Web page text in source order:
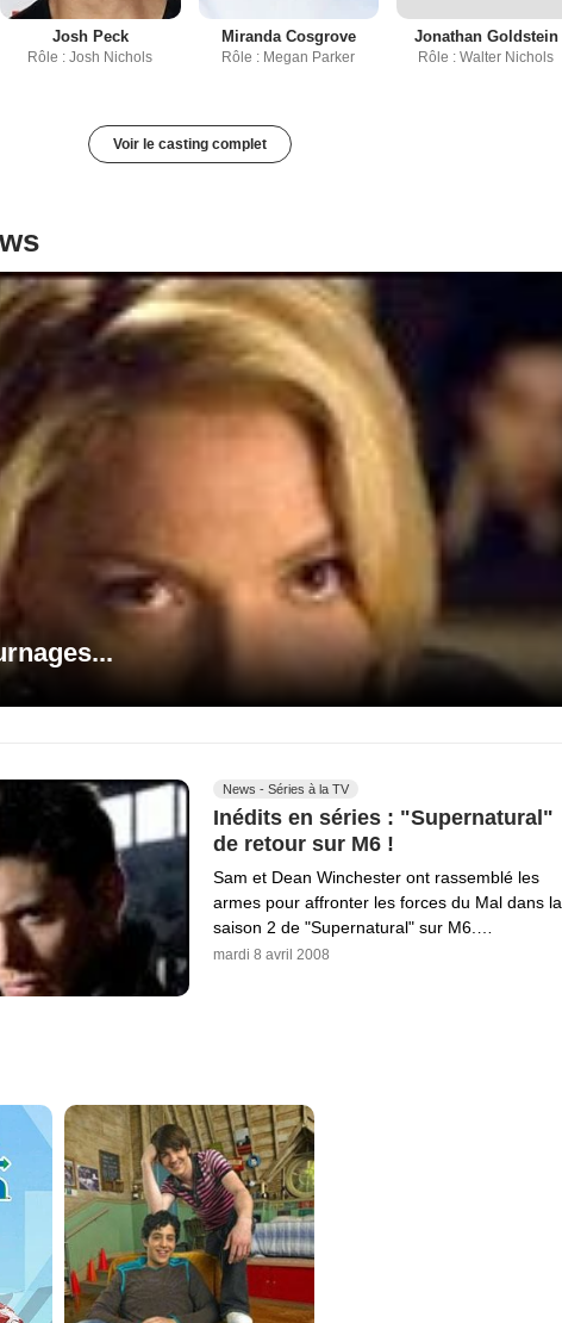
Josh Peck
Rôle : Josh Nichols
Miranda Cosgrove
Rôle : Megan Parker
Jonathan Goldstein
Rôle : Walter Nichols
Voir le casting complet
News - Séries à la TV
Inédits en séries : "Supernatural"
de retour sur M6 !
Sam et Dean Winchester ont rassemblé les
armes pour affronter les forces du Mal dans la
saison 2 de "Supernatural" sur M6.…
mardi 8 avril 2008